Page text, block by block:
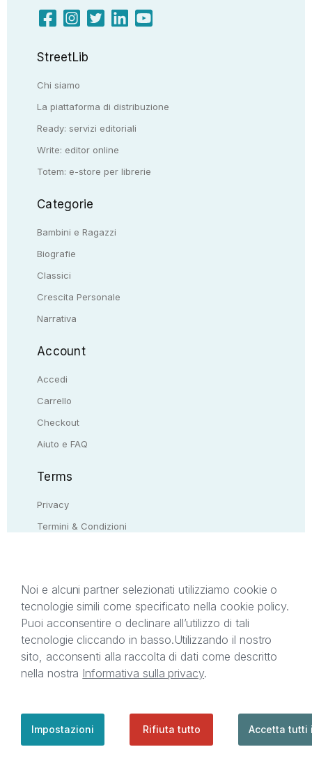
StreetLib
Chi siamo
La piattaforma di distribuzione
Ready: servizi editoriali
Write: editor online
Totem: e-store per librerie
Categorie
Bambini e Ragazzi
Biografie
Classici
Crescita Personale
Narrativa
Account
Accedi
Carrello
Checkout
Aiuto e FAQ
Terms
Privacy
Termini & Condizioni
Il presente sito web è di proprietà di StreetLib S.r.l.
titolare di tutti i diritti di proprietà intellettuale
afferenti ai marchi, loghi e segni distintivi presenti
sul sito web. Si invita l’utente a prendere visione
support@streetlib.com
Noi e alcuni partner selezionati utilizziamo cookie o
tecnologie simili come specificato nella cookie policy.
Puoi acconsentire o declinare all’utilizzo di tali
tecnologie cliccando in basso.Utilizzando il nostro
sito, acconsenti alla raccolta di dati come descritto
nella nostra Informativa sulla privacy.
Impostazioni Rifiuta tutto Accetta tutti